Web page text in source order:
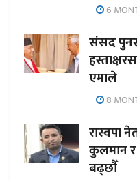
6
संसद
एमाले
8
रास्वपा
कुलमान र
बढ्छौँ